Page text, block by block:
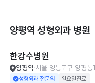
양평역 성형외과 병원
한강수병원
양평역 서울 영등포구 양평동
성형외과 전문의 일요일진료